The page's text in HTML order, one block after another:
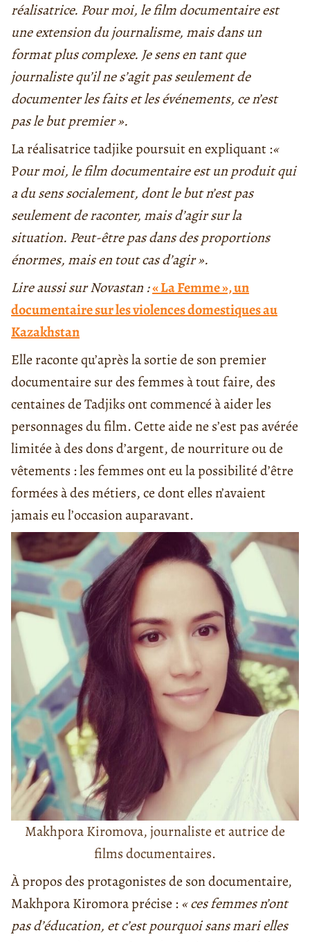
réalisatrice. Pour moi, le film documentaire est
une extension du journalisme, mais dans un
format plus complexe. Je sens en tant que
journaliste qu’il ne s’agit pas seulement de
documenter les faits et les événements, ce n’est
pas le but premier ».
La réalisatrice tadjike poursuit en expliquant :«
Pour moi, le film documentaire est un produit qui
a du sens socialement, dont le but n’est pas
seulement de raconter, mais d’agir sur la
situation. Peut-être pas dans des proportions
énormes, mais en tout cas d’agir ».
Lire aussi sur Novastan :« La Femme », un
documentaire sur les violences domestiques au
Kazakhstan
Elle raconte qu’après la sortie de son premier
documentaire sur des femmes à tout faire, des
centaines de Tadjiks ont commencé à aider les
personnages du film. Cette aide ne s’est pas avérée
limitée à des dons d’argent, de nourriture ou de
vêtements : les femmes ont eu la possibilité d’être
formées à des métiers, ce dont elles n’avaient
jamais eu l’occasion auparavant.
Makhpora Kiromova, journaliste et autrice de
films documentaires.
À propos des protagonistes de son documentaire,
Makhpora Kiromora précise : « ces femmes n’ont
pas d’éducation, et c’est pourquoi sans mari elles